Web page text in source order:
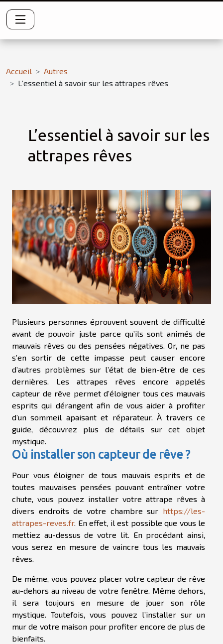
Accueil
Autres
L’essentiel à savoir sur les attrapes rêves
L’essentiel à savoir sur les
attrapes rêves
Plusieurs personnes éprouvent souvent de difficulté
avant de pouvoir juste parce qu’ils sont animés de
mauvais rêves ou des pensées négatives. Or, ne pas
s’en sortir de cette impasse peut causer encore
d’autres problèmes sur l’état de bien-être de ces
dernières. Les attrapes rêves encore appelés
capteur de rêve permet d’éloigner tous ces mauvais
esprits qui dérangent afin de vous aider à profiter
d’un sommeil apaisant et réparateur. À travers ce
guide, découvrez plus de détails sur cet objet
mystique.
Où installer son capteur de rêve ?
Pour vous éloigner de tous mauvais esprits et de
toutes mauvaises pensées pouvant entraîner votre
chute, vous pouvez installer votre attrape rêves à
divers endroits de votre chambre sur https://les-
attrapes-reves.fr. En effet, il est possible que vous le
mettiez au-dessus de votre lit. En procédant ainsi,
vous serez en mesure de vaincre tous les mauvais
rêves.
De même, vous pouvez placer votre capteur de rêve
au-dehors au niveau de votre fenêtre. Même dehors,
il sera toujours en mesure de jouer son rôle
mystique. Toutefois, vous pouvez l’installer sur un
mur de votre maison pour profiter encore de plus de
bienfaits.